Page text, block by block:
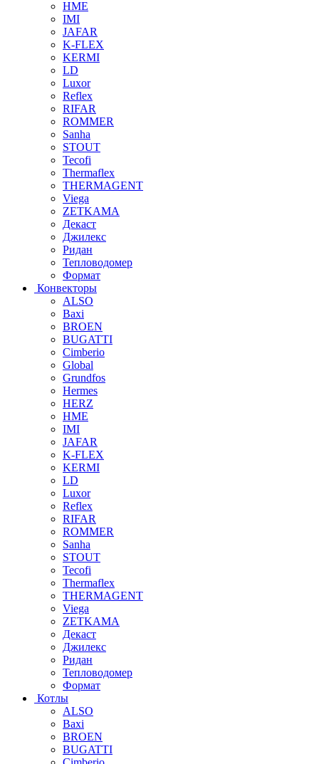
HME
IMI
JAFAR
K-FLEX
KERMI
LD
Luxor
Reflex
RIFAR
ROMMER
Sanha
STOUT
Tecofi
Thermaflex
THERMAGENT
Viega
ZETKAMA
Декаст
Джилекс
Ридан
Тепловодомер
Формат
Конвекторы
ALSO
Baxi
BROEN
BUGATTI
Cimberio
Global
Grundfos
Hermes
HERZ
HME
IMI
JAFAR
K-FLEX
KERMI
LD
Luxor
Reflex
RIFAR
ROMMER
Sanha
STOUT
Tecofi
Thermaflex
THERMAGENT
Viega
ZETKAMA
Декаст
Джилекс
Ридан
Тепловодомер
Формат
Котлы
ALSO
Baxi
BROEN
BUGATTI